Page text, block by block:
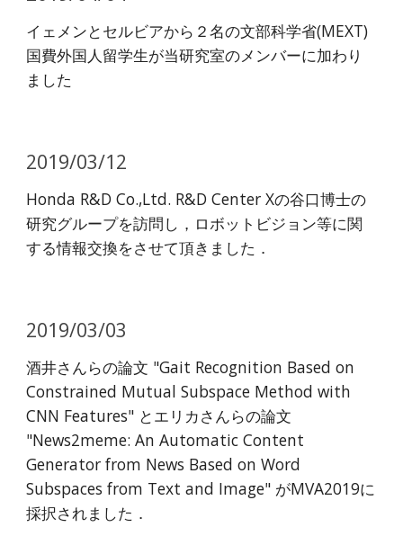
イェメンとセルビアから２名の文部科学省(MEXT)
国費外国人留学生が当研究室のメンバーに加わり
ました
2019/03/12
Honda R&D Co.,Ltd. R&D Center Xの谷口博士の
研究グループを訪問し，ロボットビジョン等に関
する情報交換をさせて頂きました．
2019/03/03
酒井さんらの論文 "Gait Recognition Based on
Constrained Mutual Subspace Method with
CNN Features" とエリカさんらの論文
"News2meme: An Automatic Content
Generator from News Based on Word
Subspaces from Text and Image" がMVA2019に
採択されました．